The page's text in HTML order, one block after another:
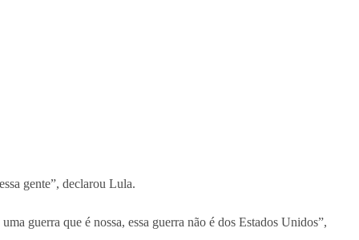
gente”, declarou Lula.
guerra que é nossa, essa guerra não é dos Estados Unidos”,